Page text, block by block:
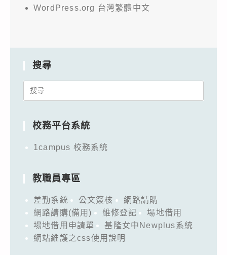
WordPress.org 台灣繁體中文
搜尋
Search
校務平台系統
1campus 校務系統
教職員專區
差勤系統 公文簽核
網路請購
網路請購(備用)
維修登記
場地借用
場地借用申請單
基隆女中Newplus系統
網站維護之css使用說明